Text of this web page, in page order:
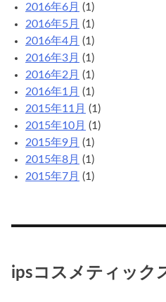
2016年6月 (1)
2016年5月 (1)
2016年4月 (1)
2016年3月 (1)
2016年2月 (1)
2016年1月 (1)
2015年11月 (1)
2015年10月 (1)
2015年9月 (1)
2015年8月 (1)
2015年7月 (1)
ipsコスメティック